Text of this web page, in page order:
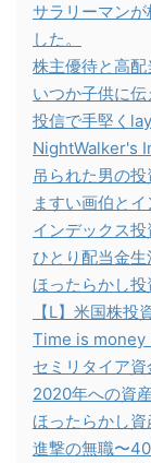
サラリーマン
した。
株主優待と高
いつか子供に
投信で手堅く
NightWalker's
吊られた男の
ますい画伯と
インデックス
ひとり配当金生
ほったらかし
【L】米国株投
Time is money
セミリタイア
2020年への資
ほったらかし資
進撃の無職〜